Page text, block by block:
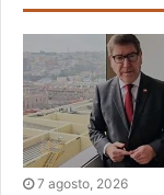
7 agosto, 2026